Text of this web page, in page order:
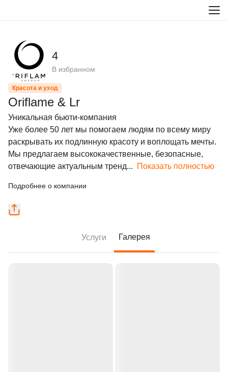
4
В избранном
Красота и уход
Oriflame & Lr
Уникальная бьюти-компания
Уже более 50 лет мы помогаем людям по всему миру
раскрывать их подлинную красоту и воплощать мечты.
Мы предлагаем высококачественные, безопасные,
отвечающие актуальным тренд... Показать полностью
Подробнее о компании
Услуги Галерея